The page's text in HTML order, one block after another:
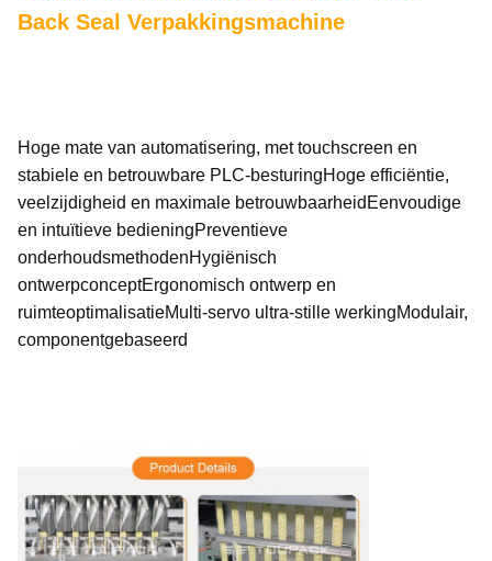
Back Seal Verpakkingsmachine
Hoge mate van automatisering, met touchscreen en
stabiele en betrouwbare PLC-besturingHoge efficiëntie,
veelzijdigheid en maximale betrouwbaarheidEenvoudige
en intuïtieve bedieningPreventieve
onderhoudsmethodenHygiënisch
ontwerpconceptErgonomisch ontwerp en
ruimteoptimalisatieMulti-servo ultra-stille werkingModulair,
componentgebaseerd